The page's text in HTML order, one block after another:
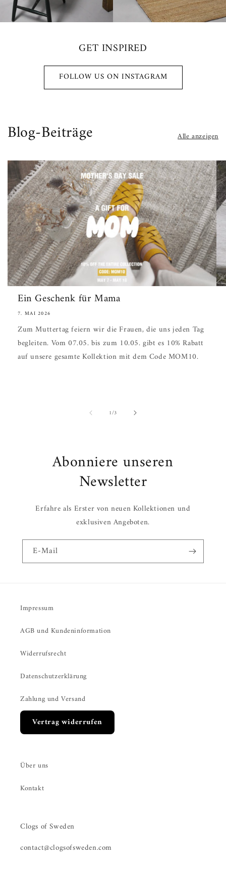
GET INSPIRED
FOLLOW US ON INSTAGRAM
Blog-Beiträge Alle anzeigen
Ein Geschenk für Mama
7. MAI 2026
Zum Muttertag feiern wir die Frauen, die uns jeden Tag
begleiten. Vom 07.05. bis zum 10.05. gibt es 10% Rabatt
auf unsere gesamte Kollektion mit dem Code MOM10.
1/von
3
Abonniere unseren
Newsletter
Erfahre als Erster von neuen Kollektionen und
exklusiven Angeboten.
E-Mail
Impressum
AGB und Kundeninformation
Widerrufsrecht
Datenschutzerklärung
Zahlung und Versand
Vertrag widerrufen
Über uns
Kontakt
Clogs of Sweden
contact@clogsofsweden.com